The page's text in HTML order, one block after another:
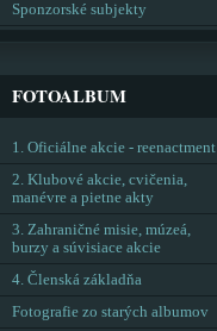
Sponzorské subjekty
FOTOALBUM
1. Oficiálne akcie - reenactment
2. Klubové akcie, cvičenia,
manévre a pietne akty
3. Zahraničné misie, múzeá,
burzy a súvisiace akcie
4. Členská základňa
Fotografie zo starých albumov